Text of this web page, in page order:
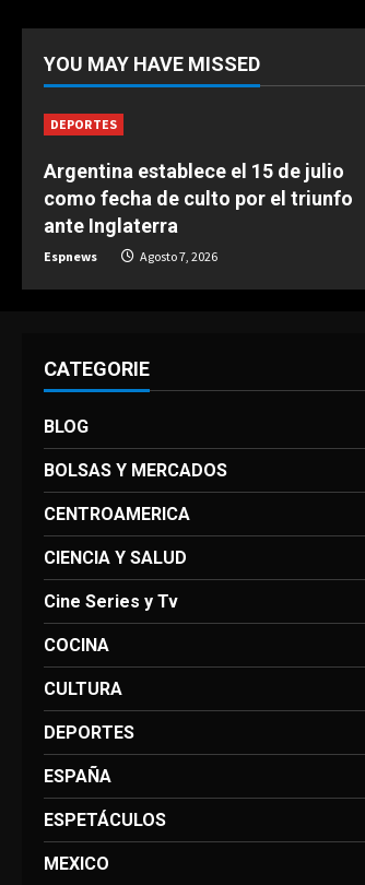
YOU MAY HAVE MISSED
DEPORTES
Argentina establece el 15 de julio
como fecha de culto por el triunfo
ante Inglaterra
Espnews Agosto 7, 2026
CATEGORIE
BLOG
BOLSAS Y MERCADOS
CENTROAMERICA
CIENCIA Y SALUD
Cine Series y Tv
COCINA
CULTURA
DEPORTES
ESPAÑA
ESPETÁCULOS
MEXICO